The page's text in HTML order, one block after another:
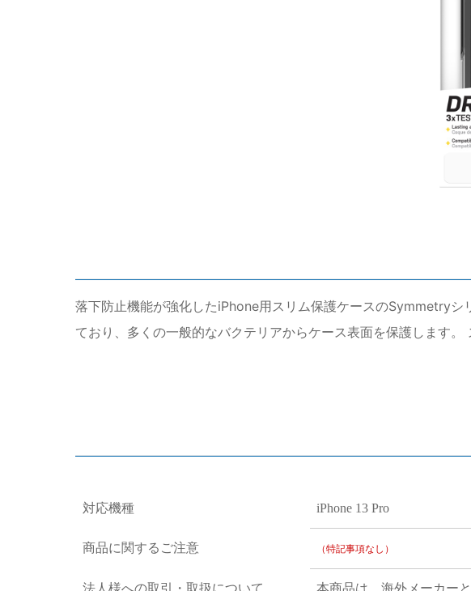
落下防止機能が強化したiPhone用スリム保護ケースのSymmetry
ており、多くの一般的なバクテリアからケース表面を保護します
対応機種 iPhone 13 Pro
商品に関するご注意 （特記事項なし）
法人様への取引・取扱について
本商品は、海外メーカー